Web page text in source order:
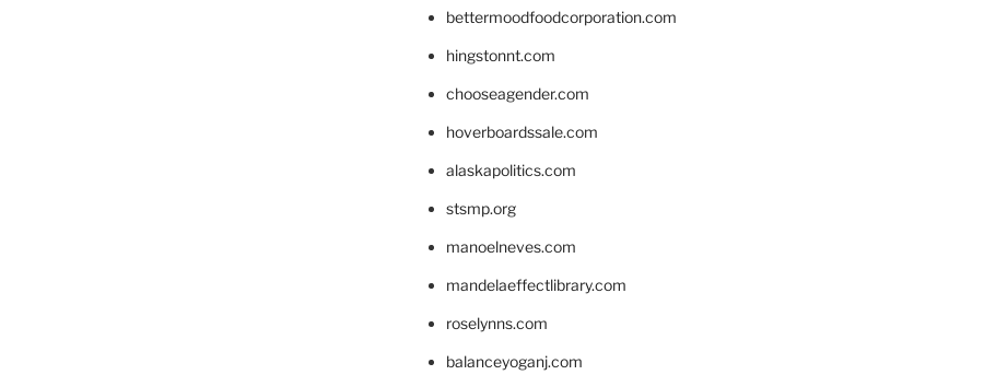
bettermoodfoodcorporation.com
hingstonnt.com
chooseagender.com
hoverboardssale.com
alaskapolitics.com
stsmp.org
manoelneves.com
mandelaeffectlibrary.com
roselynns.com
balanceyoganj.com